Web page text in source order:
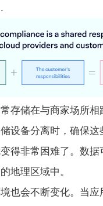
.
存储在与商家场所相
设备分离时，确保这
得非常困难了。数据
地理区域中。
也会不断变化。当应